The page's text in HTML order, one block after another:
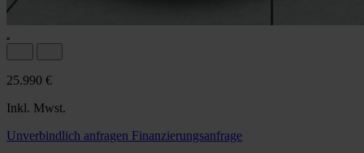
25.990 €
Inkl. Mwst.
Unverbindlich anfragen Finanzierungsanfrage